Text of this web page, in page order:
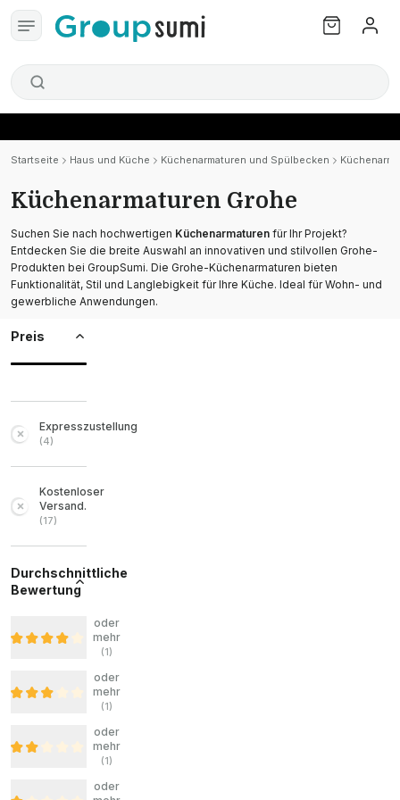
Startseite Haus und Küche Küchenarmaturen und Spülbecken
Küchenarmaturen Grohe
Suchen Sie nach hochwertigen Küchenarmaturen für Ihr Projekt?
Entdecken Sie die breite Auswahl an innovativen und stilvollen Grohe-
Produkten bei GroupSumi. Die Grohe-Küchenarmaturen bieten
Funktionalität, Stil und Langlebigkeit für Ihre Küche. Ideal für Wohn- und
gewerbliche Anwendungen.
Preis
Expresszustellung
(4)
Kostenloser
Versand.
(17)
Durchschnittliche
Bewertung
oder
mehr
(1)
oder
mehr
(1)
oder
mehr
(1)
oder